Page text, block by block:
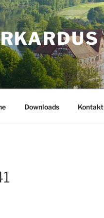
Downloads Kontakt